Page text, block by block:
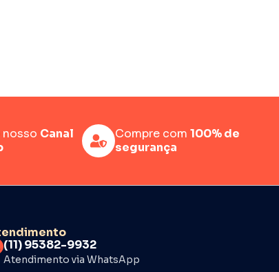
nosso Canal
Compre com100% de
segurança
(11) 95382-9932
Atendimento via WhatsApp